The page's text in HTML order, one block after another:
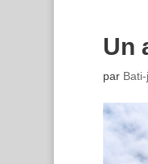
Un
par